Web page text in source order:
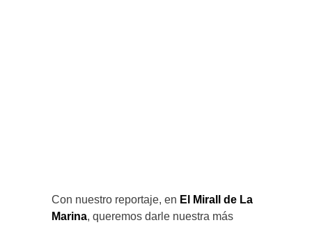
Con nuestro reportaje, en El Mirall de La
Marina, queremos darle nuestra más